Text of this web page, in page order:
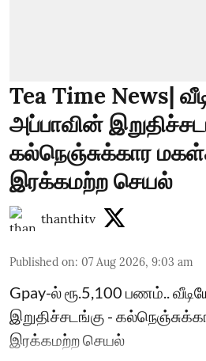
Tea Time News|
அப்பாவின்
கல்நெஞ்சுக்கார
இரக்கமற்ற செயல்
thanthitv
Published on: 07 Aug 2026, 9:03 am
Gpay-ல் ரூ.5,100 பணம்..
இறுதிச்சடங்கு -
இரக்கமற்ற செயல்